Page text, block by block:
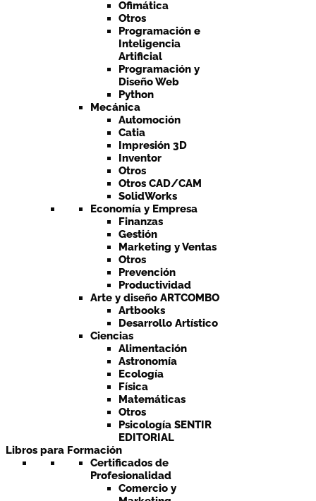
Ofimática
Otros
Programación e
Inteligencia
Artificial
Programación y
Diseño Web
Python
Mecánica
Automoción
Catia
Impresión 3D
Inventor
Otros
Otros CAD/CAM
SolidWorks
Economía y Empresa
Finanzas
Gestión
Marketing y Ventas
Otros
Prevención
Productividad
Arte y diseño ARTCOMBO
Artbooks
Desarrollo Artístico
Ciencias
Alimentación
Astronomía
Ecología
Física
Matemáticas
Otros
Psicología SENTIR
EDITORIAL
Libros para Formación
Certificados de
Profesionalidad
Comercio y